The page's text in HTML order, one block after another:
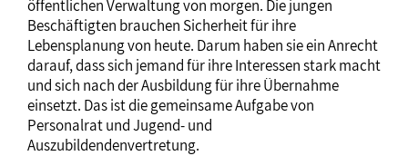
öffentlichen Verwaltung von morgen. Die jungen
Beschäftigten brauchen Sicherheit für ihre
Lebensplanung von heute. Darum haben sie ein Anrecht
darauf, dass sich jemand für ihre Interessen stark macht
und sich nach der Ausbildung für ihre Übernahme
einsetzt. Das ist die gemeinsame Aufgabe von
Personalrat und Jugend- und
Auszubildendenvertretung.